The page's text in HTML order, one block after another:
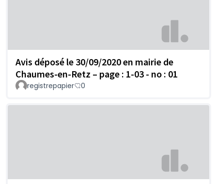
Avis déposé le 30/09/2020 en mairie de
Chaumes-en-Retz – page : 1-03 - no : 01
registrepapier 0